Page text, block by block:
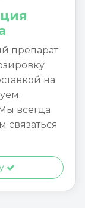
препарат
на
всегда
связаться